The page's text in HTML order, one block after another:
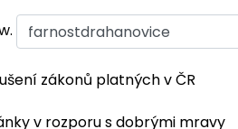
zákonů platných v ČR
v rozporu s dobrými mravy